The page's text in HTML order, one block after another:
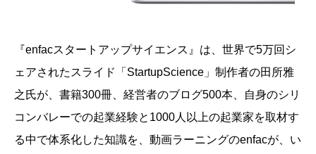
『enfacスタートアップサイエンス』は、 世界で5万回シ
ェアされたスライド「StartupScience」制作者の田所雅
之氏が、書籍300冊、経営者のブログ500本、自身のシリ
コンバレーでの起業経験と1000人以上の起業家を取材す
る中で体系化した知識を、動画ラーニングのenfacが、い